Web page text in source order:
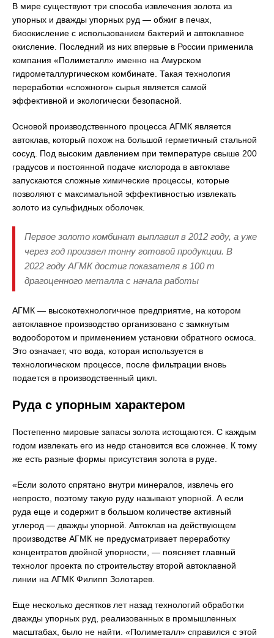
В мире существуют три способа извлечения золота из
упорных и дважды упорных руд — обжиг в печах,
биоокисление с использованием бактерий и автоклавное
окисление. Последний из них впервые в России применила
компания «Полиметалл» именно на Амурском
гидрометаллургическом комбинате. Такая технология
переработки «сложного» сырья является самой
эффективной и экологически безопасной.
Основой производственного процесса АГМК является
автоклав, который похож на большой герметичный стальной
сосуд. Под высоким давлением при температуре свыше 200
градусов и постоянной подаче кислорода в автоклаве
запускаются сложные химические процессы, которые
позволяют с максимальной эффективностью извлекать
золото из сульфидных оболочек.
Первое золото комбинат выплавил в 2012 году, а уже
через год произвел тонну готовой продукции. В
2022 году АГМК достиг показателя в 100 т
драгоценного металла с начала работы
АГМК — высокотехнологичное предприятие, на котором
автоклавное производство организовано с замкнутым
водооборотом и применением установки обратного осмоса.
Это означает, что вода, которая используется в
технологическом процессе, после фильтрации вновь
подается в производственный цикл.
Руда с упорным характером
Постепенно мировые запасы золота истощаются. С каждым
годом извлекать его из недр становится все сложнее. К тому
же есть разные формы присутствия золота в руде.
«Если золото спрятано внутри минералов, извлечь его
непросто, поэтому такую руду называют упорной. А если
руда еще и содержит в большом количестве активный
углерод — дважды упорной. Автоклав на действующем
производстве АГМК не предусматривает переработку
концентратов двойной упорности, — поясняет главный
технолог проекта по строительству второй автоклавной
линии на АГМК Филипп Золотарев.
Еще несколько десятков лет назад технологий обработки
дважды упорных руд, реализованных в промышленных
масштабах, было не найти. «Полиметалл» справился с этой